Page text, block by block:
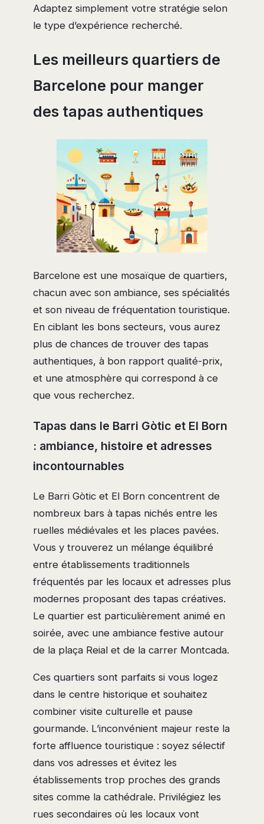
Adaptez simplement votre stratégie selon
le type d’expérience recherché.
Les meilleurs quartiers de
Barcelone pour manger
des tapas authentiques
Barcelone est une mosaïque de quartiers,
chacun avec son ambiance, ses spécialités
et son niveau de fréquentation touristique.
En ciblant les bons secteurs, vous aurez
plus de chances de trouver des tapas
authentiques, à bon rapport qualité-prix,
et une atmosphère qui correspond à ce
que vous recherchez.
Tapas dans le Barri Gòtic et El Born
: ambiance, histoire et adresses
incontournables
Le Barri Gòtic et El Born concentrent de
nombreux bars à tapas nichés entre les
ruelles médiévales et les places pavées.
Vous y trouverez un mélange équilibré
entre établissements traditionnels
fréquentés par les locaux et adresses plus
modernes proposant des tapas créatives.
Le quartier est particulièrement animé en
soirée, avec une ambiance festive autour
de la plaça Reial et de la carrer Montcada.
Ces quartiers sont parfaits si vous logez
dans le centre historique et souhaitez
combiner visite culturelle et pause
gourmande. L’inconvénient majeur reste la
forte affluence touristique : soyez sélectif
dans vos adresses et évitez les
établissements trop proches des grands
sites comme la cathédrale. Privilégiez les
rues secondaires où les locaux vont